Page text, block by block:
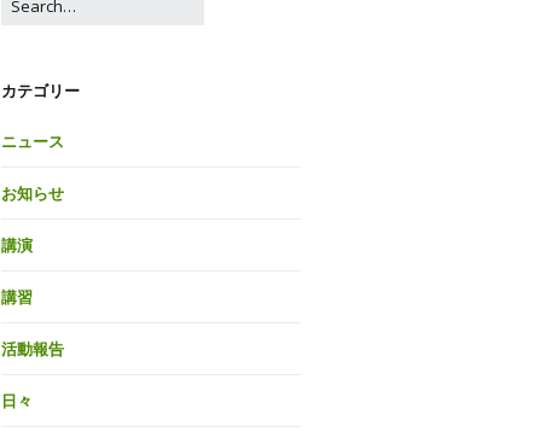
カテゴリー
ニュース
お知らせ
講演
講習
活動報告
日々